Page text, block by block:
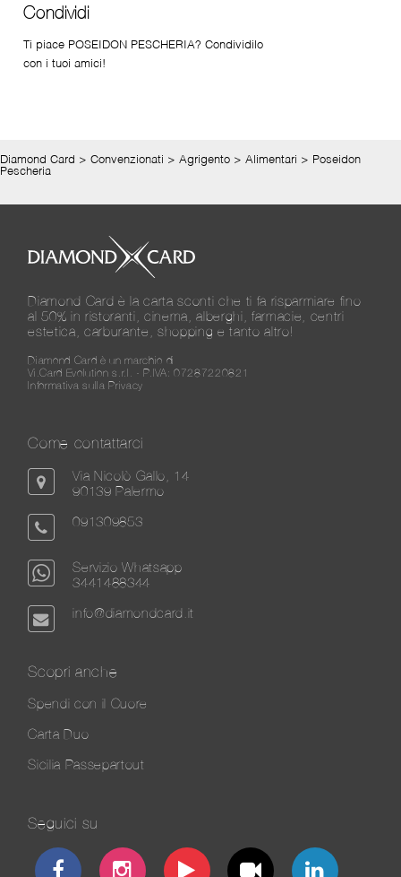
Condividi
Ti piace POSEIDON PESCHERIA? Condividilo
con i tuoi amici!
Diamond Card > Convenzionati > Agrigento > Alimentari > Poseidon
Pescheria
Diamond Card è la carta sconti che ti fa risparmiare fino
al 50% in ristoranti, cinema, alberghi, farmacie, centri
estetica, carburante, shopping e tanto altro!
Diamond Card è un marchio di
Vi.Card Evolution s.r.l. - P.IVA: 07287220821
Informativa sulla Privacy
Come contattarci
Via Nicolò Gallo, 14
90139 Palermo
091309853
Servizio Whatsapp
3441488344
info@diamondcard.it
Scopri anche
Spendi con il Cuore
Carta Duo
Sicilia Passepartout
Seguici su